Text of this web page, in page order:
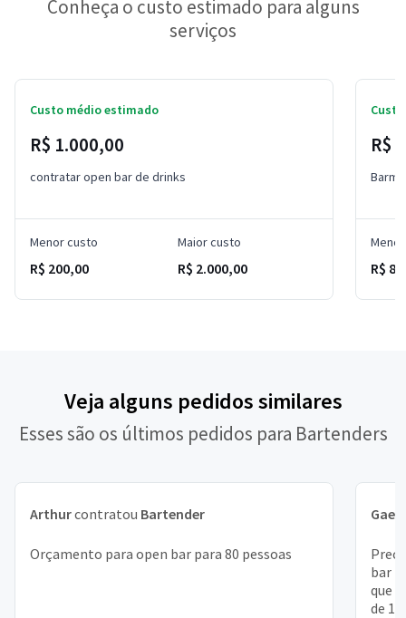
Conheça o custo estimado para alguns
serviços
Custo médio estimado
R$ 1.000,00
contratar open bar de drinks
Menor custo
R$ 200,00
Maior custo
R$ 2.000,00
R$
R$
Veja alguns pedidos similares
Esses são os últimos pedidos para Bartenders
Arthurcontratou Bartender
Orçamento para open bar para 80 pessoas
Gael
bar
que
de